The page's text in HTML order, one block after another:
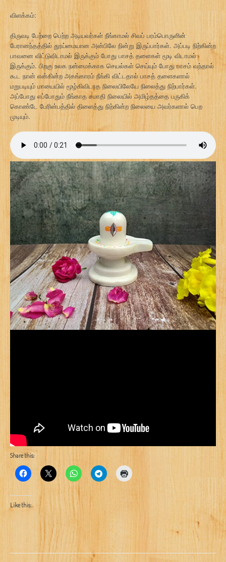
விளக்கம்:
திருவடி பேற்றை பெற்ற அடியவர்கள் நீங்காமல் சிவப் பரம்பொருளின்
பேரானந்தத்தில் தூய்மையான அன்பிலே நின்று இருப்பார்கள். அப்படி நிற்கின்ற
பாவனை விட்டுவிடாமல் இருக்கும் போது பாசத் தளைகள் மூடி விடாமல்
இருக்கும். பிறகு உலக நன்மைக்காக செயல்கள் செய்யும் போது பாசம் வந்தால்
கூட நான் என்கின்ற அகங்காரம் நீங்கி விட்டதால் பாசத் தளைகளால்
மறுபடியும் மாயையில் மூழ்கிவிடாத நிலையிலேயே நிலைத்து நிற்பார்கள்.
அப்போது எப்போதும் நீங்காத சமாதி நிலையில் அமிழ்தத்தை பருகிக்
கொண்டே பேரின்பத்தில் திளைத்து நிற்கின்ற நிலையை அவர்களால் பெற
முடியும்.
Share this:
Like this: